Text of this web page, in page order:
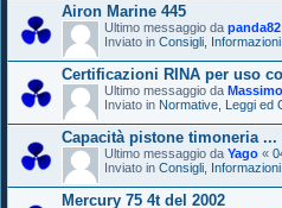
Airon Marine 445
Ultimo messaggio da panda82
Inviato in Consigli,
Certificazioni RINA per uso
Ultimo messaggio da
Inviato in Normative, Leggi ed
Capacità pistone timoneria ...
Ultimo messaggio da Yago «
Inviato in Consigli,
Mercury 75 4t del 2002